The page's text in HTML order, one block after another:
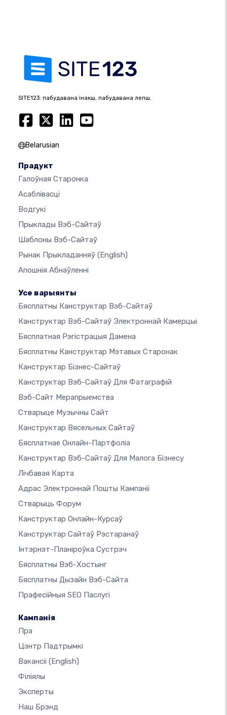
SITE123: пабудавана інакш, пабудавана лепш.
Belarusian
Прадукт
Галоўная Старонка
Асаблівасці
Водгукі
Прыклады Вэб-Сайтаў
Шаблоны Вэб-Сайтаў
Рынак Прыкладанняў (English)
Апошнія Абнаўленні
Усе варыянты
Бясплатны Канструктар Вэб-Сайтаў
Канструктар Вэб-Сайтаў Электроннай Камерцыі
Бясплатная Рэгістрацыя Дамена
Бясплатны Канструктар Мэтавых Старонак
Канструктар Бізнес-Сайтаў
Канструктар Вэб-Сайтаў Для Фатаграфій
Вэб-Сайт Мерапрыемства
Стварыце Музычны Сайт
Канструктар Вясельных Сайтаў
Бясплатнае Онлайн-Партфоліа
Канструктар Вэб-Сайтаў Для Малога Бізнесу
Лічбавая Карта
Адрас Электроннай Пошты Кампаніі
Стварыць Форум
Канструктар Онлайн-Курсаў
Канструктар Сайтаў Рэстаранаў
Інтэрнэт-Планіроўка Сустрэч
Бясплатны Вэб-Хостынг
Бясплатны Дызайн Вэб-Сайта
Прафесійныя SEO Паслугі
Кампанія
Пра
Цэнтр Падтрымкі
Вакансіі (English)
Філіялы
Эксперты
Наш Брэнд